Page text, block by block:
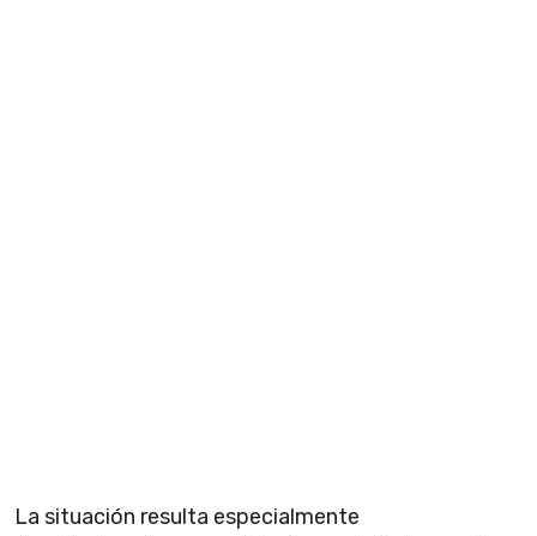
La situación resulta especialmente